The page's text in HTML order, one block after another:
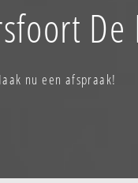
De
nu een afspraak!